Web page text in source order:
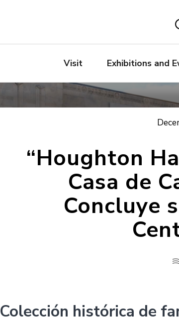
Visit Exhibitions and
“Houghton
Casa de
Concluye
Colección histórica de